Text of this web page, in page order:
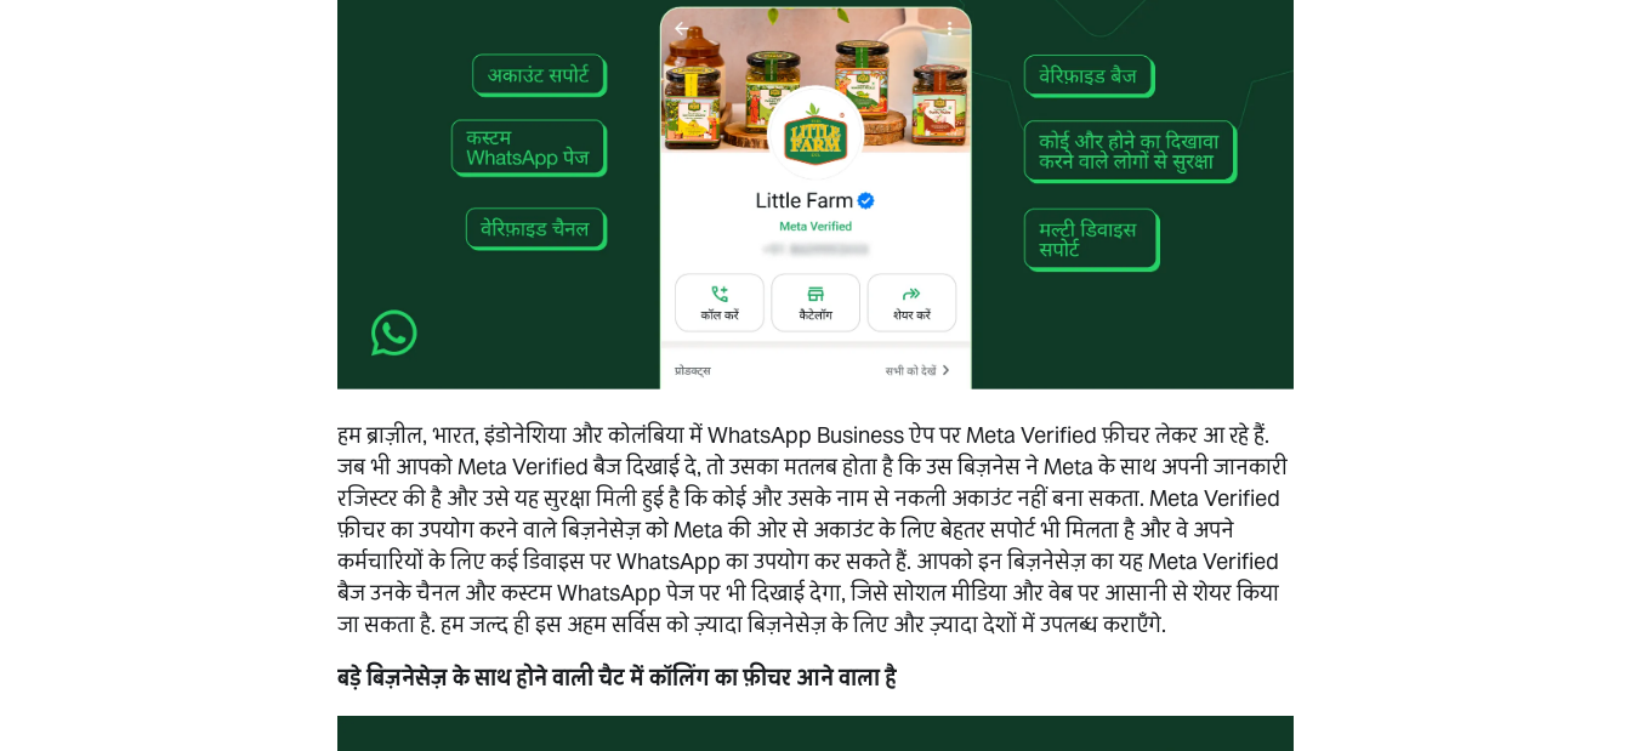
हम ब्राज़ील, भारत, इंडोनेशिया और कोलंबिया में WhatsApp Business ऐप पर Meta Verified फ़ीचर लेकर आ रहे हैं.
जब भी आपको Meta Verified बैज दिखाई दे, तो उसका मतलब होता है कि उस बिज़नेस ने Meta के साथ अपनी जानकारी
रजिस्टर की है और उसे यह सुरक्षा मिली हुई है कि कोई और उसके नाम से नकली अकाउंट नहीं बना सकता. Meta Verified
फ़ीचर का उपयोग करने वाले बिज़नेसेज़ को Meta की ओर से अकाउंट के लिए बेहतर सपोर्ट भी मिलता है और वे अपने
कर्मचारियों के लिए कई डिवाइस पर WhatsApp का उपयोग कर सकते हैं. आपको इन बिज़नेसेज़ का यह Meta Verified
बैज उनके चैनल और कस्टम WhatsApp पेज पर भी दिखाई देगा, जिसे सोशल मीडिया और वेब पर आसानी से शेयर किया
जा सकता है. हम जल्द ही इस अहम सर्विस को ज़्यादा बिज़नेसेज़ के लिए और ज़्यादा देशों में उपलब्ध कराएँगे.
बड़े बिज़नेसेज़ के साथ होने वाली चैट में कॉलिंग का फ़ीचर आने वाला है